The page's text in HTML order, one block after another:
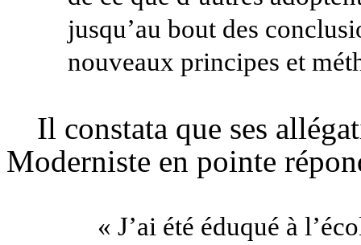
jusqu’au bout des
nouveaux principes et
Il constata que ses
Moderniste en pointe
« J’ai été éduqué à